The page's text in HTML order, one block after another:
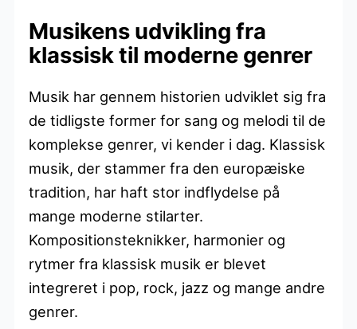
Musikens udvikling fra
klassisk til moderne genrer
Musik har gennem historien udviklet sig fra
de tidligste former for sang og melodi til de
komplekse genrer, vi kender i dag. Klassisk
musik, der stammer fra den europæiske
tradition, har haft stor indflydelse på
mange moderne stilarter.
Kompositionsteknikker, harmonier og
rytmer fra klassisk musik er blevet
integreret i pop, rock, jazz og mange andre
genrer.